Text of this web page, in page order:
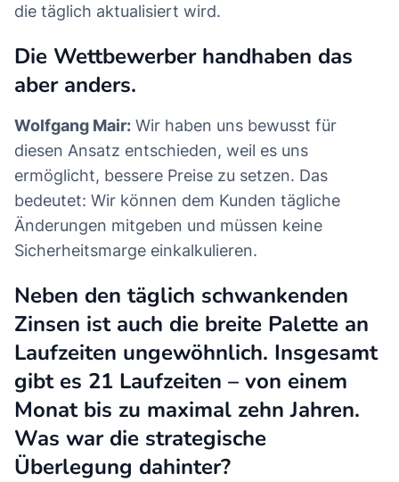
die täglich aktualisiert wird.
Die Wettbewerber handhaben das
aber anders.
Wolfgang Mair: Wir haben uns bewusst für
diesen Ansatz entschieden, weil es uns
ermöglicht, bessere Preise zu setzen. Das
bedeutet: Wir können dem Kunden tägliche
Änderungen mitgeben und müssen keine
Sicherheitsmarge einkalkulieren.
Neben den täglich schwankenden
Zinsen ist auch die breite Palette an
Laufzeiten ungewöhnlich. Insgesamt
gibt es 21 Laufzeiten – von einem
Monat bis zu maximal zehn Jahren.
Was war die strategische
Überlegung dahinter?